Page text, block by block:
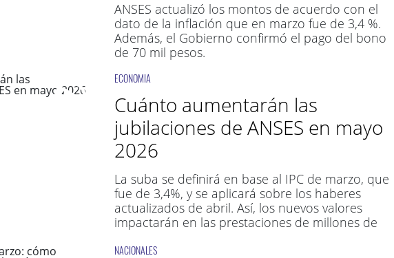
ANSES actualizó los montos de acuerdo con el
dato de la inflación que en marzo fue de 3,4 %.
Además, el Gobierno confirmó el pago del bono
de 70 mil pesos.
ECONOMIA
Cuánto aumentarán las
jubilaciones de ANSES en mayo
2026
La suba se definirá en base al IPC de marzo, que
fue de 3,4%, y se aplicará sobre los haberes
actualizados de abril. Así, los nuevos valores
impactarán en las prestaciones de millones de
NACIONALES